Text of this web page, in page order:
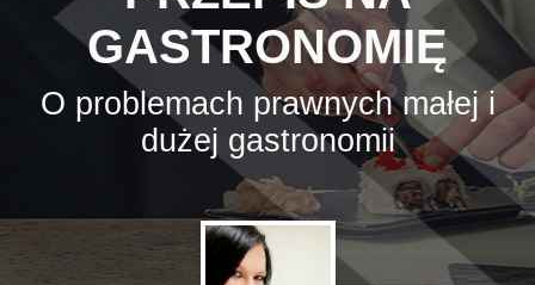
GASTRONOMIĘ
O problemach prawnych małej i
dużej gastronomii